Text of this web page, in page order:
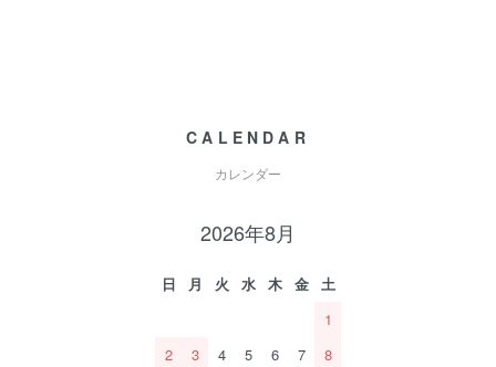
CALENDAR
カレンダー
2026年8月
日 月 火 水 木 金
土
1
2
3 4 5 6 7
8